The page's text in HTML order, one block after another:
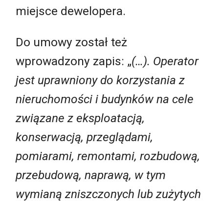
miejsce dewelopera.
Do umowy został też
wprowadzony zapis: „(…). Operator
jest uprawniony do korzystania z
nieruchomości i budynków na cele
związane z eksploatacją,
konserwacją, przeglądami,
pomiarami, remontami, rozbudową,
przebudową, naprawą, w tym
wymianą zniszczonych lub zużytych